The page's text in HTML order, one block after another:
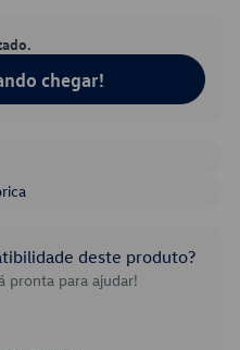
chegar!
deste produto?
pronta para ajudar!